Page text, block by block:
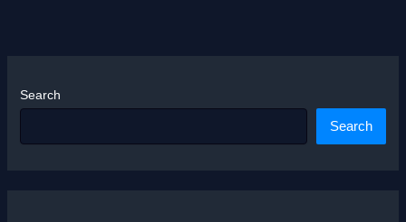
Search
Search